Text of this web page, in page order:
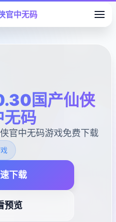
官中无码
国产仙侠
无码
官中无码游戏免费下载
下载
预览